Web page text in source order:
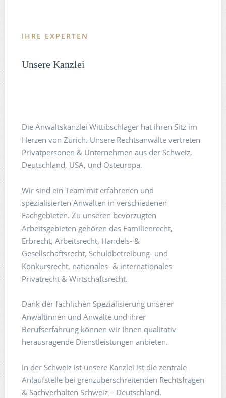
IHRE EXPERTEN
Unsere Kanzlei
Die Anwaltskanzlei Wittibschlager hat ihren Sitz im
Herzen von Zürich. Unsere Rechtsanwälte vertreten
Privatpersonen & Unternehmen aus der Schweiz,
Deutschland, USA, und Osteuropa.
Wir sind ein Team mit erfahrenen und
spezialisierten Anwälten in verschiedenen
Fachgebieten. Zu unseren bevorzugten
Arbeitsgebieten gehören das Familienrecht,
Erbrecht, Arbeitsrecht, Handels- &
Gesellschaftsrecht, Schuldbetreibung- und
Konkursrecht, nationales- & internationales
Privatrecht & Wirtschaftsrecht.
Dank der fachlichen Spezialisierung unserer
Anwältinnen und Anwälte und ihrer
Berufserfahrung können wir Ihnen qualitativ
herausragende Dienstleistungen anbieten.
In der Schweiz ist unsere Kanzlei ist die zentrale
Anlaufstelle bei grenzüberschreitenden Rechtsfragen
& Sachverhalten Schweiz – Deutschland.